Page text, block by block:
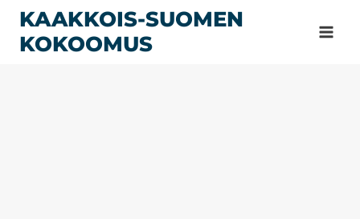
Siirry
sisältöön
KAAKKOIS-SUOMEN
KOKOOMUS